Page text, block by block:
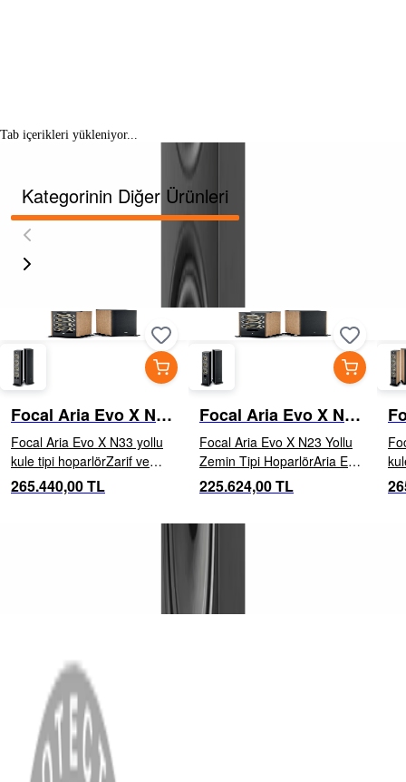
Tab içerikleri yükleniyor...
Kategorinin Diğer Ürünleri
Focal Aria Evo X N3
Prime Walnut
Focal Aria Evo X N33 yollu
kule tipi hoparlörZarif ve
rafine tasarımıyla bu
hoparlör, etkileyici
265.440,00 TL
Focal Aria Evo X N2
Prime Walnut
Focal Aria Evo X N23 Yollu
Zemin Tipi HoparlörAria Evo
X N°2, evde hi-fi müzik
dinlemek için tasarlanmış,
zemin tipi hoparlördür.
Sağlam yapısı ve Focal’a
özgü yenilikçi t...
225.624,00 TL
MENÜ
Anasayfa
Hakkımızda
Blog